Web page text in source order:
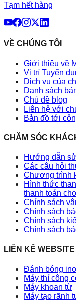
Tạm hết hàng
VỀ CHÚNG TÔI
Giới thiệu về
Vị trí Tuyển
Dịch vụ của
Danh sách
Chủ đề blog
Liên hệ với
Bản đồ tới
CHĂM SÓC
Hướng dẫn
Các câu hỏi
Chương trình
Hình thức
thanh toán
Chính sách
Chính sách
Chính sách
Chính sách
LIÊN KẾ WEBSITE
Đánh bóng
Máy thí công
Máy khoan từ
Máy tạo rãnh